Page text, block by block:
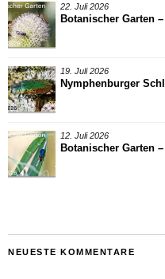
22. Juli 2026
Botanischer Garten –
19. Juli 2026
Nymphenburger
12. Juli 2026
Botanischer Garten –
NEUESTE KOMMENTARE